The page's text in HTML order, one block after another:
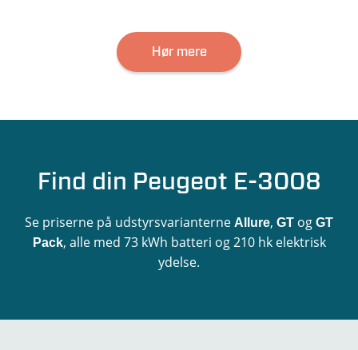
Hør mere
Find din Peugeot E-3008
Se priserne på udstyrsvarianterne Allure, GT og GT
Pack, alle med 73 kWh batteri og 210 hk elektrisk
ydelse.